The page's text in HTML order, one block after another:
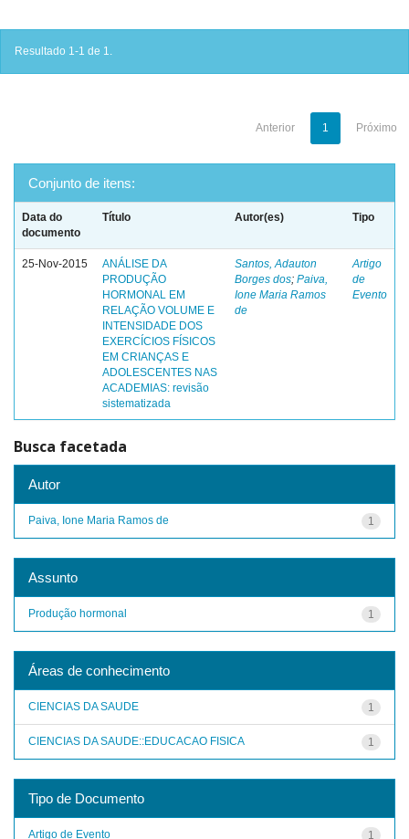
Resultado 1-1 de 1.
Anterior 1 Próximo
Conjunto de itens:
Data do
documento
Título Autor(es) Tipo
25-Nov-2015
ANÁLISE DA
PRODUÇÃO
HORMONAL EM
RELAÇÃO VOLUME E
INTENSIDADE DOS
EXERCÍCIOS FÍSICOS
EM CRIANÇAS E
ADOLESCENTES NAS
ACADEMIAS: revisão
sistematizada
Santos, Adauton
Borges dos; Paiva,
Ione Maria Ramos
de
Artigo
de
Evento
Busca facetada
Autor
1
Paiva, Ione Maria Ramos de
Assunto
1
Produção hormonal
Áreas de conhecimento
1
CIENCIAS DA SAUDE
1
CIENCIAS DA SAUDE::EDUCACAO FISICA
Tipo de Documento
1
Artigo de Evento